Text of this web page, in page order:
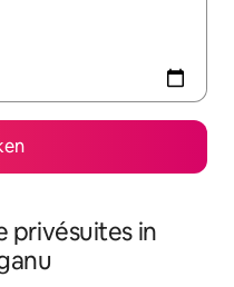
privésuites in